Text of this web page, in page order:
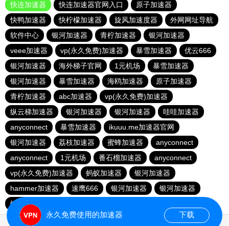
快连加速器
快连加速器官网入口
原子加速器
快鸭加速器
快柠檬加速器 旋风加速度器
外网网址导航
软件中心
银河加速器 青柠加速器
银河加速器
veee加速器
vp(永久免费)加速器 暴雪加速器
优云666
银河加速器
海外梯子官网 1元机场
暴雪加速器
银河加速器
暴雪加速器 海鸥加速器
原子加速器
青柠加速器
abc加速器
vp(永久免费)加速器
纵云梯加速器
银河加速器 银河加速器
哇哇加速器
anyconnect
暴雪加速器
ikuuu.me加速器官网
银河加速器
荔枝加速器 蜜蜂加速器
anyconnect
anyconnect
1元机场 番石榴加速器
anyconnect
vp(永久免费)加速器
蚂蚁加速器
银河加速器
hammer加速器
速鹰666 银河加速器
银河加速器
银河加速器
永久免费使用的加速器 下载